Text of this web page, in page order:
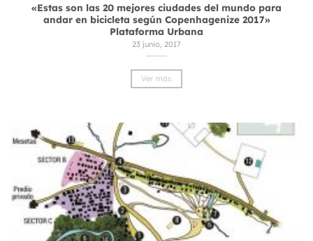
«Estas son las 20 mejores ciudades del mundo para
andar en bicicleta según Copenhagenize 2017»
Plataforma Urbana
23 junio, 2017
Ver más